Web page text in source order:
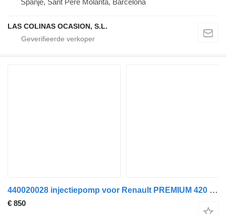
LAS COLINAS OCASION, S.L.
440020028 injectiepomp voor Renault PREMIUM 420 vrachtwagen
€ 850